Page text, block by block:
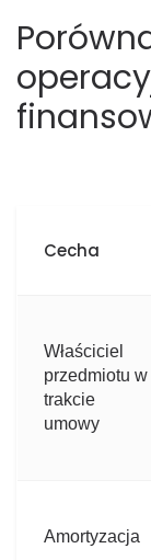
Cecha
Właściciel
przedmiotu w
trakcie
umowy
Amortyzacja